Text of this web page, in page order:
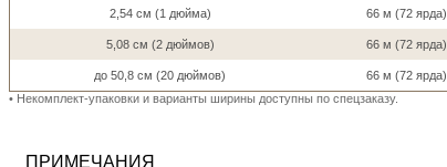
2,54 см (1 дюйма) 66 м (72 ярда)
5,08 см (2 дюймов) 66 м (72 ярда)
до 50,8 см (20 дюймов)
66 м (72 ярда)
• Hекомплект-упаковки и варианты ширины доступны по спецзаказу.
ПРИМЕЧАНИЯ